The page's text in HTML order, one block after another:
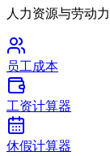
人力资源与劳动力
员工成本
工资计算器
休假计算器